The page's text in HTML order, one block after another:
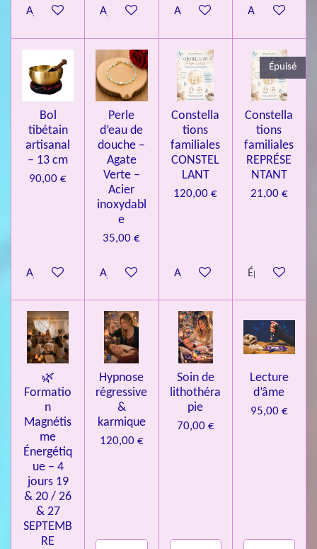
l
Ajouter au panierAjouter au panierAjouter au panierAjouter au
Bol
tibétain
artisanal
– 13 cm
90,00 €
Ajouter au panier
Perle
d’eau de
douche –
Agate
Verte –
Acier
inoxydabl
e
35,00 €
Ajouter au panier
Constella
tions
familiales
CONSTEL
LANT
120,00 €
Ajouter au panier
Épuisé
Constella
tions
familiales
REPRÉSE
NTANT
21,00 €
Épuisé
🌿
Formatio
n
Magnétis
me
Énergétiq
ue – 4
jours 19
& 20 / 26
& 27
SEPTEMB
RE
Hypnose
régressive
&
karmique
120,00 €
Soin de
lithothéra
pie
70,00 €
Lecture
d’âme
95,00 €